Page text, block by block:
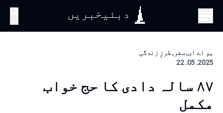
دبئیخبریں
یو اے ای, سفر, طرزِ زندگی
2025. 05. 22
۸۷ سالہ دادی کا حج خواب
مکمل